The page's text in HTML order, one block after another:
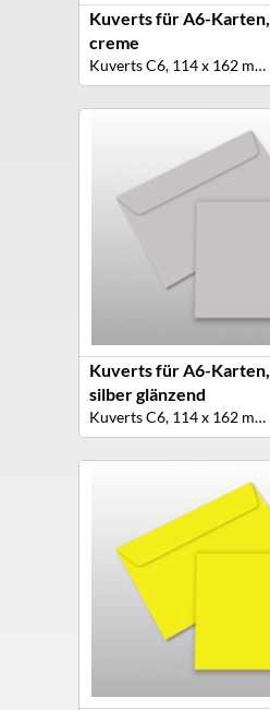
Kuverts für A6-Karten,
creme
Kuverts C6, 114 x 162 mm, Farbe creme
Kuverts für A6-Karten,
silber glänzend
Kuverts C6, 114 x 162 mm, Farbe silber glänzend